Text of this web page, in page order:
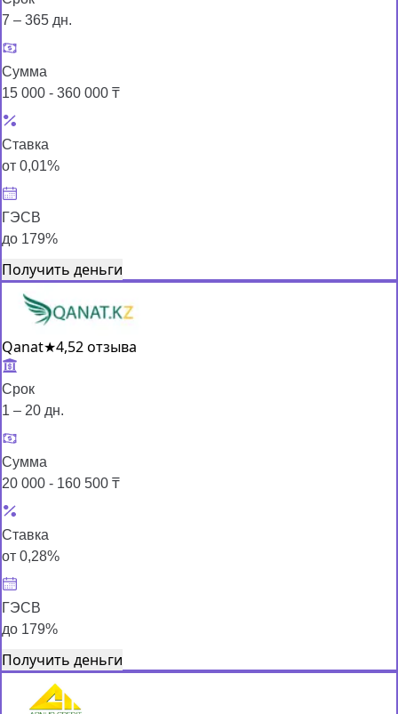
7 – 365 дн.
Сумма
15 000 - 360 000 ₸
Ставка
от 0,01%
ГЭСВ
до 179%
Получить деньги
Qanat★4,52 отзыва
Срок
1 – 20 дн.
Сумма
20 000 - 160 500 ₸
Ставка
от 0,28%
ГЭСВ
до 179%
Получить деньги